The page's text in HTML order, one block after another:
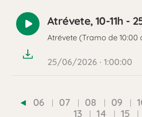
Reproducir
audio
Atrévete, 10-11h -
Atrévete (Tramo de 10:00
25/06/2026 · 1:00:00
06 07 08 09
13
14 15